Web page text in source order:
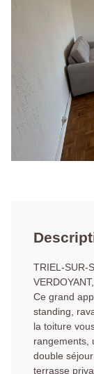
TRIEL-SUR-
Ce grand
standing,
la toiture
rangements,
double
terrasse